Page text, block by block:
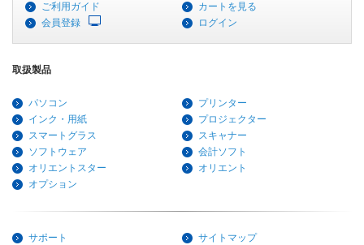
ご利用ガイド
カートを見る
会員登録
ログイン
取扱製品
パソコン
プリンター
インク・用紙
プロジェクター
スマートグラス
スキャナー
ソフトウェア
会計ソフト
オリエントスター
オリエント
オプション
サポート サイトマップ